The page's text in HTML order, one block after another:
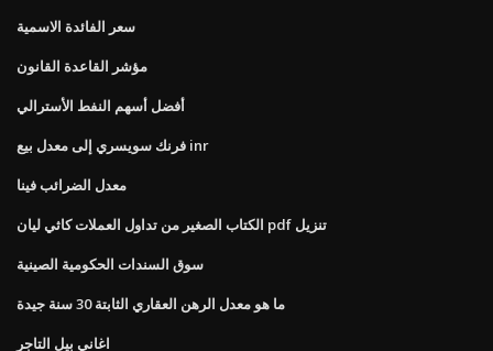
سعر الفائدة الاسمية
مؤشر القاعدة القانون
أفضل أسهم النفط الأسترالي
فرنك سويسري إلى معدل بيع inr
معدل الضرائب فينا
الكتاب الصغير من تداول العملات كاثي ليان pdf تنزيل
سوق السندات الحكومية الصينية
ما هو معدل الرهن العقاري الثابتة 30 سنة جيدة
اغاني بيل التاجر